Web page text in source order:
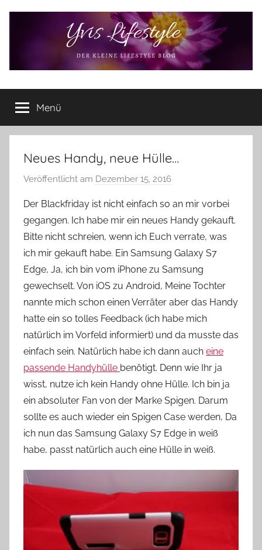
Yvis
Lifestyle
Lifestyle
Blog
–
Lifestyle,
Rezensionen,
Produkttests
vieles
mehr
Menü
Neues Handy, neue Hülle…
Veröffentlicht am Dezember 15, 2016
n
Y
v
o
n
n
e
Der Blackfriday ist nicht einfach so an mir vorbei
gegangen. Ich habe mir ein neues Handy gekauft.
Bitte nicht schreien, wenn ich Euch verrate, was
ich mir gekauft habe. Ein Samsung Galaxy S7
Edge, Ja, ich bin vom iPhone zu Samsung
gewechselt. Von iOS zu Android, Meine Tochter
nannte mich schon einen Verräter aber das Handy
hatte ein so tolles Feedback (ich habe mich
natürlich im Vorfeld informiert) und da musste das
einfach sein. Natürlich habe ich dann auch eine
passende Handyhülle benötigt. Denn wie Ihr ja
wisst, nutze ich kein Handy ohne Hülle. Ich bin ja
ein absoluter Fan von der Marke Spigen. Darum
sollte es auch wieder ein Spigen Case werden, Da
ich nun das Samsung Galaxy S7 Edge in weiß
habe, passt natürlich auch eine Hülle in weiß.